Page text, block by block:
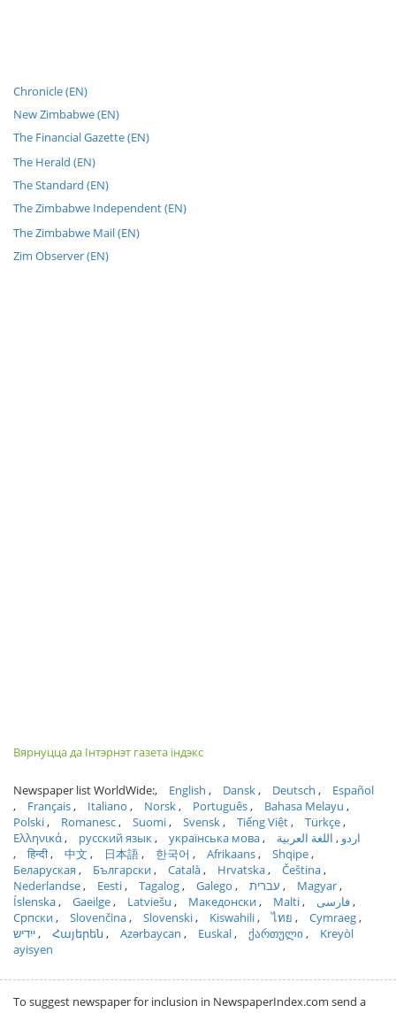
Chronicle (EN)
New Zimbabwe (EN)
The Financial Gazette (EN)
The Herald (EN)
The Standard (EN)
The Zimbabwe Independent (EN)
The Zimbabwe Mail (EN)
Zim Observer (EN)
Вярнуцца да Інтэрнэт газета індэкс
Newspaper list WorldWide: English Dansk Deutsch
Español
Français
Italiano Norsk Português
Bahasa Melayu
Polski
Romanesc Suomi Svensk Tiếng Việt
Türkçe
Ελληνικά
русский язык українська мова اردو
اللغة العربية
हिन्दी
中文 日本語 한국어 Afrikaans
Shqipe
Беларуская
Български Català Hrvatska
Čeština
Nederlandse
Eesti Tagalog Galego עברית
Magyar
Íslenska
Gaeilge Latviešu Македонски Malti
فارسی
Српски
Slovenčina Slovenski Kiswahili ไทย
Cymraeg
ייִדיש
Հայերեն Azərbaycan Euskal ქართული
Kreyòl
ayisyen
To suggest newspaper for inclusion in NewspaperIndex.com send a